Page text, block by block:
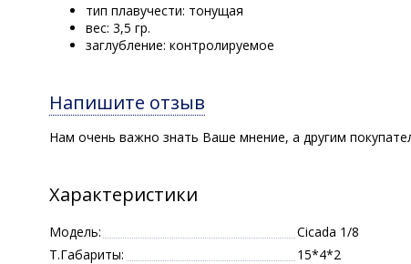
тип плавучести: тонущая
вес: 3,5 гр.
заглубление: контролируемое
Напишите отзыв
Нам очень важно знать Ваше мнение, а другим
Характеристики
Модель:
Cicada 1/8
Т.Габариты:
15*4*2